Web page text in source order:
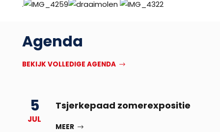
.
Agenda
BEKIJK VOLLEDIGE AGENDA
5
JUL
Tsjerkepaad zomerexpositie
MEER